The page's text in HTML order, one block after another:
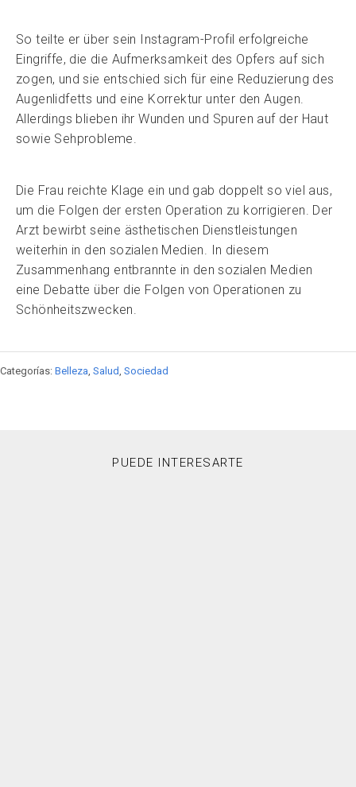
So teilte er über sein Instagram-Profil erfolgreiche
Eingriffe, die die Aufmerksamkeit des Opfers auf sich
zogen, und sie entschied sich für eine Reduzierung des
Augenlidfetts und eine Korrektur unter den Augen.
Allerdings blieben ihr Wunden und Spuren auf der Haut
sowie Sehprobleme.
Die Frau reichte Klage ein und gab doppelt so viel aus,
um die Folgen der ersten Operation zu korrigieren. Der
Arzt bewirbt seine ästhetischen Dienstleistungen
weiterhin in den sozialen Medien. In diesem
Zusammenhang entbrannte in den sozialen Medien
eine Debatte über die Folgen von Operationen zu
Schönheitszwecken.
Categorías: Belleza Salud Sociedad
PUEDE INTERESARTE